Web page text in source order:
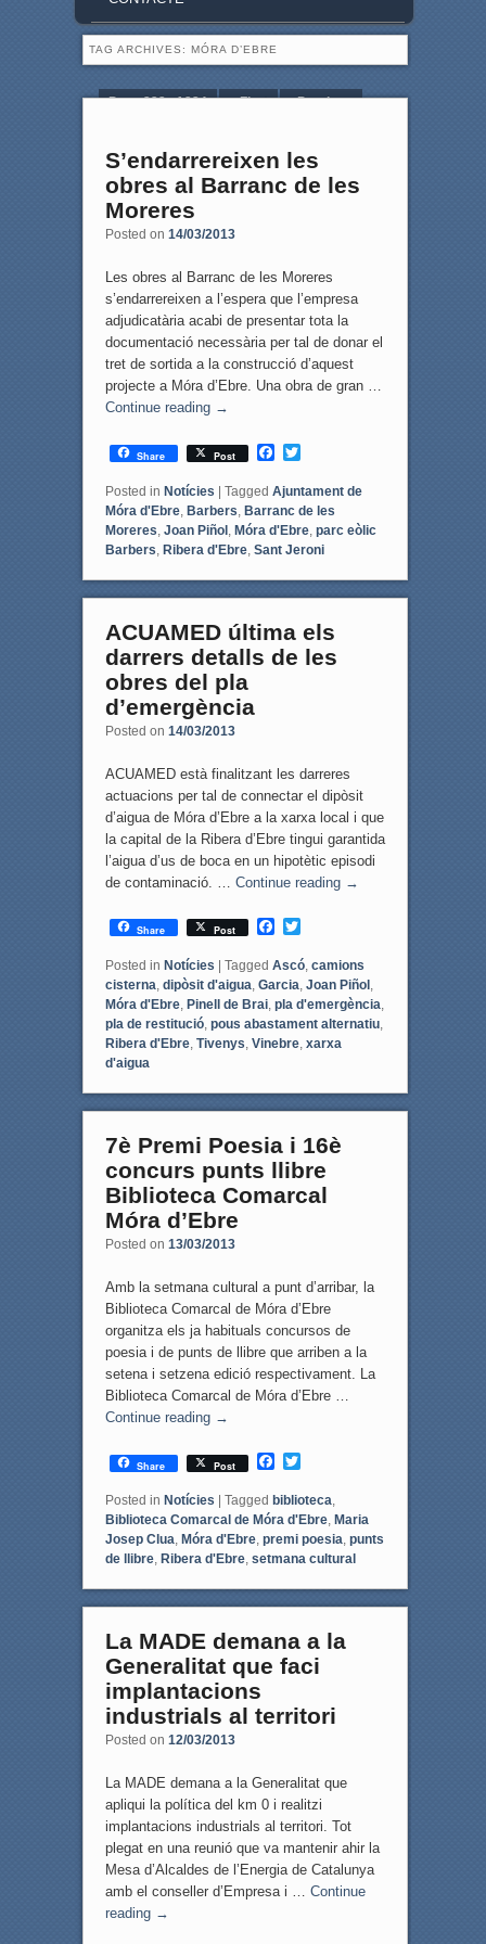
TAG ARCHIVES: MÓRA D’EBRE
Page 333 of 334 « First
‹ Previous
S’endarrereixen les
obres al Barranc de les
Moreres
Posted on 14/03/2013
Les obres al Barranc de les Moreres
s’endarrereixen a l’espera que l’empresa
adjudicatària acabi de presentar tota la
documentació necessària per tal de donar el
tret de sortida a la construcció d’aquest
projecte a Móra d’Ebre. Una obra de gran …
Continue reading →
Share Post
F
c
e
b
o
o
T
i
t
t
e
r
Posted in Notícies | Tagged Ajuntament de
Móra d'Ebre, Barbers Barranc de les
Moreres Joan Piñol, Móra d'Ebre, parc eòlic
Barbers Ribera d'Ebre, Sant Jeroni
ACUAMED última els
darrers detalls de les
obres del pla
d’emergència
Posted on 14/03/2013
ACUAMED està finalitzant les darreres
actuacions per tal de connectar el dipòsit
d’aigua de Móra d’Ebre a la xarxa local i que
la capital de la Ribera d’Ebre tingui garantida
l’aigua d’us de boca en un hipotètic episodi
de contaminació. … Continue reading →
Share Post
F
c
e
b
o
o
k
T
i
t
e
r
Posted in Notícies Tagged Ascó, camions
cisterna, dipòsit d'aigua, Garcia, Joan Piñol ,
Móra d'Ebre, Pinell de Brai, pla d'emergència,
pla de restitució, pous abastament alternatiu,
Ribera d'Ebre, Tivenys, Vinebre, xarxa
d'aigua
7è Premi Poesia i 16è
concurs punts llibre
Biblioteca Comarcal
Móra d’Ebre
Posted on 13/03/2013
Amb la setmana cultural a punt d’arribar, la
Biblioteca Comarcal de Móra d’Ebre
organitza els ja habituals concursos de
poesia i de punts de llibre que arriben a la
setena i setzena edició respectivament. La
Biblioteca Comarcal de Móra d’Ebre …
Continue reading →
Share Post
F
c
e
b
o
o
T
i
t
t
e
r
Posted in Notícies Tagged biblioteca,
Biblioteca Comarcal de Móra d'Ebre, Maria
Josep Clua, Móra d'Ebre, premi poesia, punts
de llibre, Ribera d'Ebre, setmana cultural
La MADE demana a la
Generalitat que faci
implantacions
industrials al territori
Posted on 12/03/2013
La MADE demana a la Generalitat que
apliqui la política del km 0 i realitzi
implantacions industrials al territori. Tot
plegat en una reunió que va mantenir ahir la
Mesa d’Alcaldes de l’Energia de Catalunya
amb el conseller d’Empresa i … Continue
reading →